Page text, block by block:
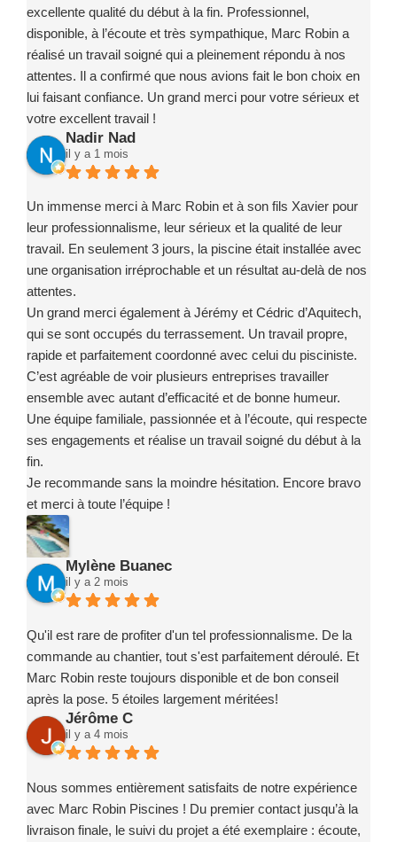
excellente qualité du début à la fin. Professionnel,
disponible, à l’écoute et très sympathique, Marc Robin a
réalisé un travail soigné qui a pleinement répondu à nos
attentes. Il a confirmé que nous avions fait le bon choix en
lui faisant confiance. Un grand merci pour votre sérieux et
votre excellent travail !
Nadir Nad
il y a 1 mois
Un immense merci à Marc Robin et à son fils Xavier pour
leur professionnalisme, leur sérieux et la qualité de leur
travail. En seulement 3 jours, la piscine était installée avec
une organisation irréprochable et un résultat au-delà de nos
attentes.
Un grand merci également à Jérémy et Cédric d’Aquitech,
qui se sont occupés du terrassement. Un travail propre,
rapide et parfaitement coordonné avec celui du pisciniste.
C’est agréable de voir plusieurs entreprises travailler
ensemble avec autant d’efficacité et de bonne humeur.
Une équipe familiale, passionnée et à l’écoute, qui respecte
ses engagements et réalise un travail soigné du début à la
fin.
Je recommande sans la moindre hésitation. Encore bravo
et merci à toute l’équipe !
Mylène Buanec
il y a 2 mois
Qu'il est rare de profiter d'un tel professionnalisme. De la
commande au chantier, tout s'est parfaitement déroulé. Et
Marc Robin reste toujours disponible et de bon conseil
après la pose. 5 étoiles largement méritées!
Jérôme C
il y a 4 mois
Nous sommes entièrement satisfaits de notre expérience
avec Marc Robin Piscines ! Du premier contact jusqu’à la
livraison finale, le suivi du projet a été exemplaire : écoute,